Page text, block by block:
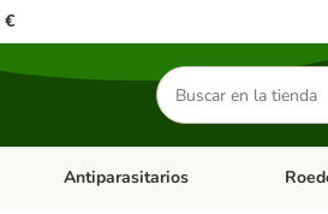
€
Buscar
productos
abierto: Gatos
Menú de categoria abierto: Dieta Vet.
Antiparasitarios Menú